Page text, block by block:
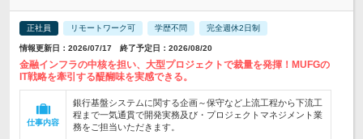
正社員 リモートワーク可 学歴不問 完全週休2日制
情報更新日：2026/07/17 終了予定日：2026/08/20
金融インフラの中核を担い、大型プロジェクトで裁量を発揮！MUFGの
IT戦略を牽引する醍醐味を実感できる。
仕事内容
銀行基盤システムに関する企画～保守など上流工程から下流工
程まで一気通貫で開発実務及び・プロジェクトマネジメント業
務をご担当いただきます。